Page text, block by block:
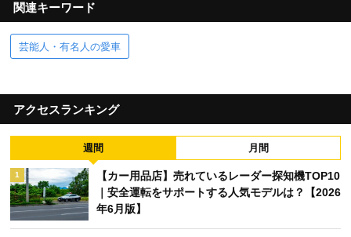
関連キーワード
芸能人・有名人の愛車
アクセスランキング
週間 月間
1
【カー用品店】売れているレーダー探知機TOP10
｜安全運転をサポートする人気モデルは？【2026
年6月版】